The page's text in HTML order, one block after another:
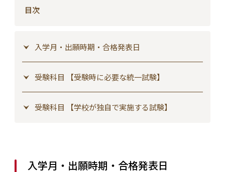
目次
入学月・出願時期・合格発表日
受験科目 【受験時に必要な統一試験】
受験科目 【学校が独自で実施する試験】
入学月・出願時期・合格発表日